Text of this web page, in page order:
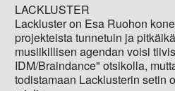
LACKLUSTER
Lackluster on Esa Ruohon
projekteista tunnetuin ja
musiikillisen agendan voisi
IDM/Braindance" otsikolla,
todistamaan Lacklusterin setin